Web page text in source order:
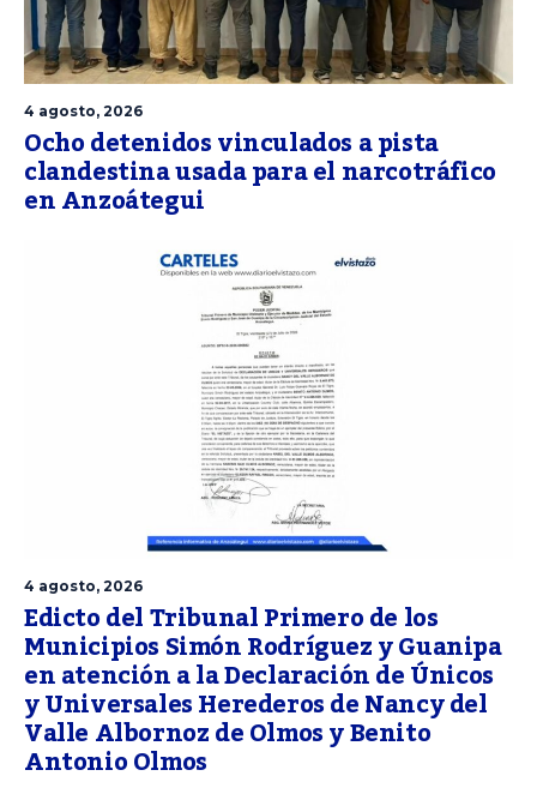
4 agosto, 2026
Ocho detenidos vinculados a pista
clandestina usada para el narcotráfico
en Anzoátegui
4 agosto, 2026
Edicto del Tribunal Primero de los
Municipios Simón Rodríguez y Guanipa
en atención a la Declaración de Únicos
y Universales Herederos de Nancy del
Valle Albornoz de Olmos y Benito
Antonio Olmos